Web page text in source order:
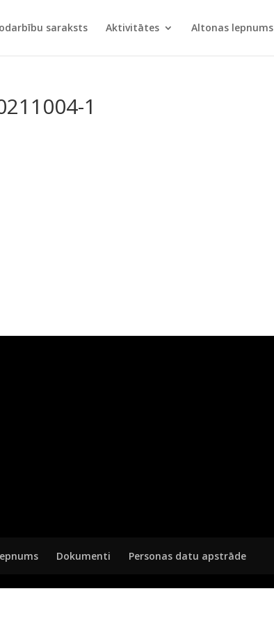
saraksts Aktivitātes Altonas lepnums
1
Dokumenti Personas datu apstrāde